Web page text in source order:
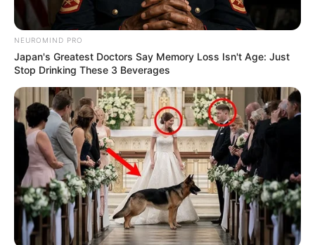
Et sans oublier le pronostic duCheval du Jour
Pronostics de la presse pour le Quinté du jour
PRIX SOUVIENS-TOI
Dans cette liste il y a peut-être le meilleur pronostic PMU
du jour, ci-après retrouvez la sélection des principaux
pronostics de la presse pour le tiercé quinté du jour.
Equidia
1 — 11 — 3 — 6 — 8 — 9 — 4 — 15
CanalTurf
NEUROMIND PRO
Japan's Greatest Doctors Say Memory Loss Isn't Age: Just
Stop Drinking These 3 Beverages